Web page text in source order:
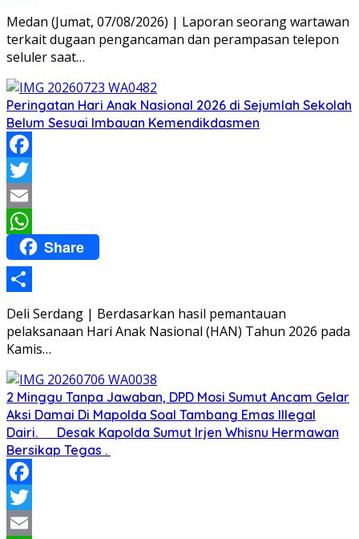
Share
Medan (Jumat, 07/08/2026) | Laporan seorang wartawan
terkait dugaan pengancaman dan perampasan telepon
seluler saat…
Peringatan Hari Anak Nasional 2026 di Sejumlah Sekolah
Belum Sesuai Imbauan Kemendikdasmen
Facebook
Twitter
Email
WhatsApp
Share
Share
Deli Serdang | Berdasarkan hasil pemantauan
pelaksanaan Hari Anak Nasional (HAN) Tahun 2026 pada
Kamis…
2 Minggu Tanpa Jawaban, DPD Mosi Sumut Ancam Gelar
Aksi Damai Di Mapolda Soal Tambang Emas Illegal
Dairi. Desak Kapolda Sumut Irjen Whisnu Hermawan
Bersikap Tegas .
Facebook
Twitter